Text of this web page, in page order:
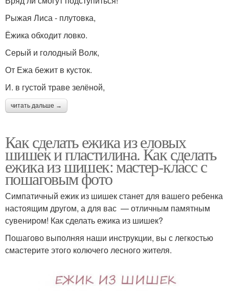
Рыжая Лиса - плутовка,
Ёжика обходит ловко.
Серый и голодный Волк,
От Ежа бежит в кусток.
И. в густой траве зелёной,
читать дальше →
Как сделать ежика из еловых
шишек и пластилина. Как сделать
ежика из шишек: мастер-класс с
пошаговым фото
Симпатичный ежик из шишек станет для вашего ребенка
настоящим другом, а для вас — отличным памятным
сувениром! Как сделать ежика из шишек?
Пошагово выполняя наши инструкции, вы с легкостью
смастерите этого колючего лесного жителя.